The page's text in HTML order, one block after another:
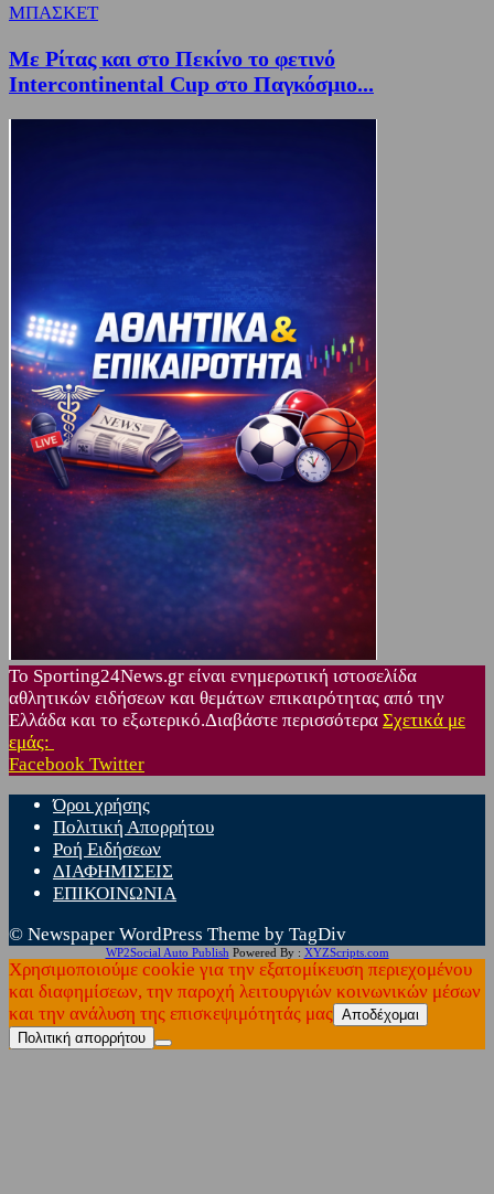
ΜΠΑΣΚΕΤ
Με Ρίτας και στο Πεκίνο το φετινό
Intercontinental Cup στο Παγκόσμιο...
Το Sporting24News.gr είναι ενημερωτική ιστοσελίδα
αθλητικών ειδήσεων και θεμάτων επικαιρότητας από την
Ελλάδα και το εξωτερικό.Διαβάστε περισσότερα Σχετικά με
εμάς:
Facebook Twitter
Όροι χρήσης
Πολιτική Απορρήτου
Ροή Ειδήσεων
ΔΙΑΦΗΜΙΣΕΙΣ
ΕΠΙΚΟΙΝΩΝΙΑ
© Newspaper WordPress Theme by TagDiv
WP2Social Auto Publish Powered By : XYZScripts.com
Χρησιμοποιούμε cookie για την εξατομίκευση περιεχομένου
και διαφημίσεων, την παροχή λειτουργιών κοινωνικών μέσων
και την ανάλυση της επισκεψιμότητάς μας Αποδέχομαι
Πολιτική απορρήτου